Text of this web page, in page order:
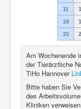
11
18
25
Am Wochenende
der Tierärztliche
TiHo Hannover
Bitte haben Sie
des
Kliniken